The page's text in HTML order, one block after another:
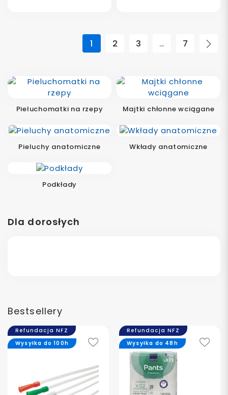
Pieluchomatki na rzepy Majtki chłonne wciągane
Pieluchy anatomiczne Wkłady anatomiczne
Podkłady
Dla dorosłych
1 2 3 … 7
Bestsellery
Refundacja NFZ
Wysyłka do 100h
Refundacja NFZ
Wysyłka do 48h